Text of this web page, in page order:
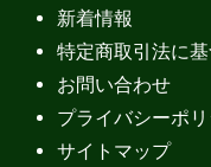
新着情報
特定商取引法に
お問い合わせ
プライバシーポ
サイトマップ